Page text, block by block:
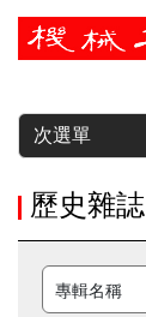
暫停
次選單
歷史雜誌